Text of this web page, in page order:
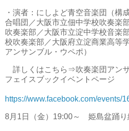
・演者：にしよど青空音楽団（構
合唱団／大阪市立佃中学校吹奏楽
吹奏楽部／大阪市立淀中学校音楽
校吹奏楽部／大阪府立淀商業高等
アンサンブル・ウペポ）
詳しくはこちら⇒吹奏楽団アン
フェイスブックイベントページ
https://www.facebook.com/events/
8月1日（金）19:00～ 姫島盆踊り